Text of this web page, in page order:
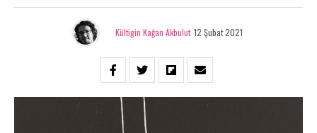
Kültigin Kağan Akbulut 12 Şubat 2021